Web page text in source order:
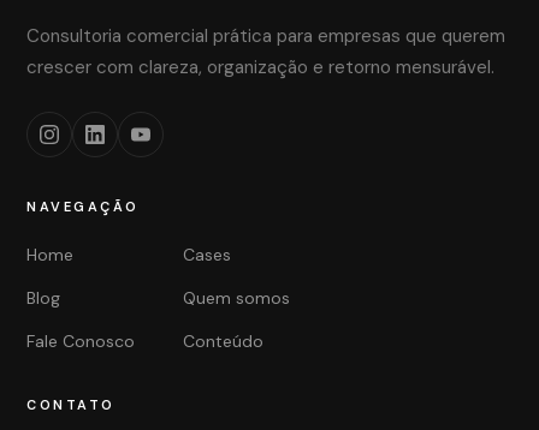
Consultoria comercial prática para empresas que querem
crescer com clareza, organização e retorno mensurável.
NAVEGAÇÃO
Home
Cases
Blog
Quem somos
Fale Conosco
Conteúdo
CONTATO